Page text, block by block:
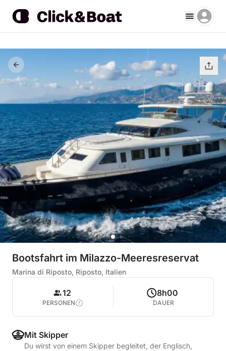
Bootsfahrt im Milazzo-Meeresreservat
Marina di Riposto, Riposto, Italien
12
PERSONEN
8h00
DAUER
Mit Skipper
Du wirst von einem Skipper begleitet, der Englisch,